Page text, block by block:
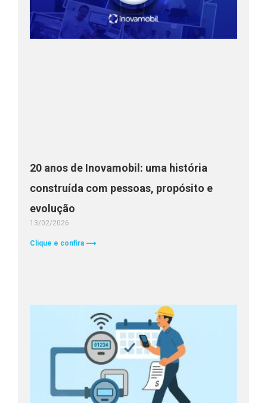
20 anos de Inovamobil: uma história
construída com pessoas, propósito e
evolução
13/02/2026
Clique e confira ⟶